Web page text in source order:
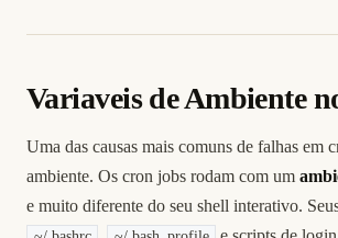
Variaveis de Ambiente
Uma das causas mais comuns de falhas em
ambiente. Os cron jobs rodam com um
e muito diferente do seu shell interativo.